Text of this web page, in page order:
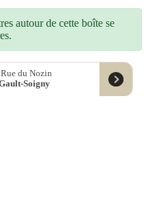
autour de cette boîte se
du Nozin
Soigny